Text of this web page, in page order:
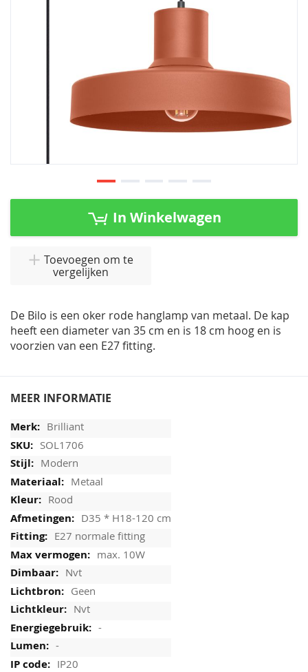
Ga
In Winkelwagen
Toevoegen om te
vergelijken
De Bilo is een oker rode hanglamp van metaal. De kap
heeft een diameter van 35 cm en is 18 cm hoog en is
voorzien van een E27 fitting.
MEER INFORMATIE
Brilliant
SOL1706
Modern
Metaal
Rood
D35 * H18-120 cm
E27 normale fitting
max. 10W
Nvt
Geen
Nvt
-
-
IP20